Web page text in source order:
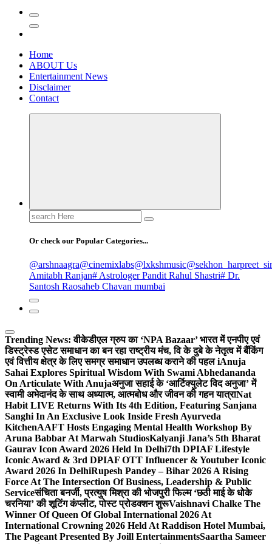
Home
ABOUT Us
Entertainment News
Disclaimer
Contact
Search
for:
Or check our Popular Categories...
@arshnaagra@cinemixlabs@lxkshmusic
Amitabh Ranjan# Astrologer Pandit Rahul Shastri# Dr.
Santosh Raosaheb Chavan mumbai
Trending News: वीकेडीएल ग्रुप का ‘NPA Bazaar’ भारत में एनपीए एवं
डिस्ट्रेस्ड एसेट समाधान का बन रहा राष्ट्रीय मंच, वि के दुबे के नेतृत्व में बैंकिंग
एवं वित्तीय क्षेत्र के लिए समग्र समाधान उपलब्ध कराने की पहल iAnuja
Sahai Explores Spiritual Wisdom With Swami Abhedananda
On Articulate With Anujaअनुजा सहाई के ‘आर्टिक्युलेट विद अनुजा’ में
स्वामी अभेदानंद के साथ अध्यात्म, आत्मबोध और जीवन की गहन यात्राNat
Habit LIVE Returns With Its 4th Edition, Featuring Sanjana
Sanghi In An Exclusive Look Inside Fresh Ayurveda
KitchenAAFT Hosts Engaging Mental Health Workshop By
Aruna Babbar At Marwah StudiosKalyanji Jana’s 5th Bharat
Gaurav Icon Award 2026 Held In Delhi7th DPIAF Lifestyle
Iconic Award & 3rd DPIAF OTT Influencer & Youtuber Iconic
Award 2026 In DelhiRupesh Pandey – Bihar 2026 A Rising
Force At The Intersection Of Business, Leadership & Public
Serviceसंचिता बनर्जी, प्रत्युष मिश्रा की भोजपुरी फिल्म ‘छठी माई के धोके
चरनिया’ की शूटिंग कंप्लीट, पोस्ट प्रोडक्शन शुरूVaishnavi Chalke The
Winner Of Queen Of Global International 2026 At
International Crowning 2026 Held At Raddison Hotel Mumbai,
The Pageant Presented By Joill EntertainmentsSaartha Sameer